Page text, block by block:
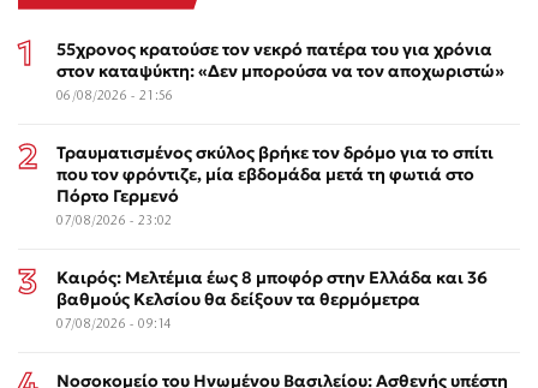
55χρονος κρατούσε τον νεκρό πατέρα του για χρόνια
στον καταψύκτη: «Δεν μπορούσα να τον αποχωριστώ»
06/08/2026 - 21:56
Τραυματισμένος σκύλος βρήκε τον δρόμο για το σπίτι
που τον φρόντιζε, μία εβδομάδα μετά τη φωτιά στο
Πόρτο Γερμενό
07/08/2026 - 23:02
Καιρός: Μελτέμια έως 8 μποφόρ στην Ελλάδα και 36
βαθμούς Κελσίου θα δείξουν τα θερμόμετρα
07/08/2026 - 09:14
Νοσοκομείο του Ηνωμένου Βασιλείου: Ασθενής υπέστη